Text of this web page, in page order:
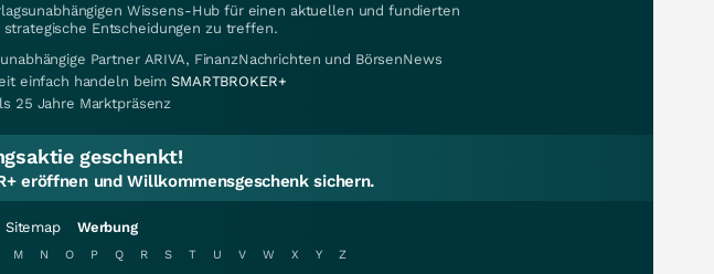
Wissens-Hub für einen aktuellen und fundierten
Entscheidungen zu treffen.
Partner ARIVA, FinanzNachrichten und BörsenNews
einfach handeln beimSMARTBROKER+
25 Jahre Marktpräsenz
geschenkt!
eröffnen und Willkommensgeschenk sichern.
Sitemap Werbung
M N O P Q R S T U V W X Y Z